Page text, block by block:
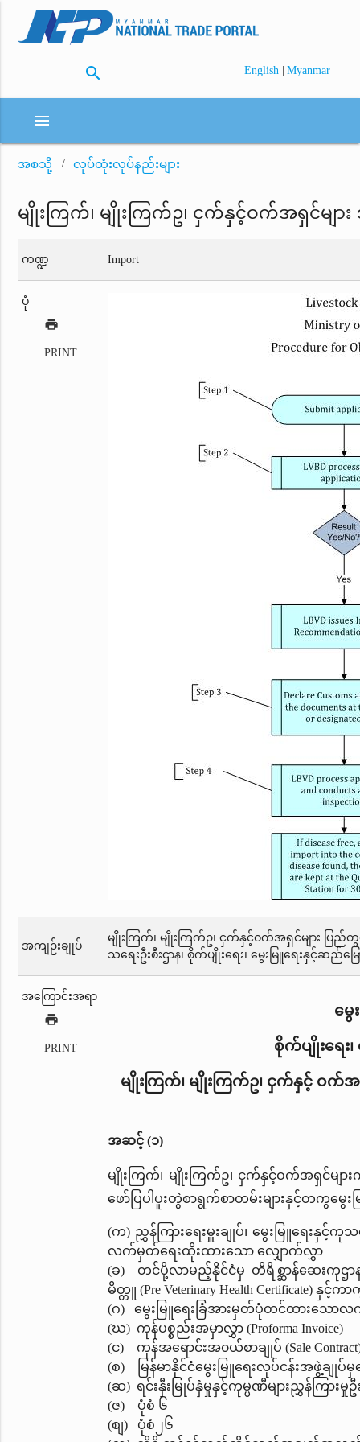
search English | Myanmar
menu
အစသို့ လုပ်ထုံးလုပ်နည်းများ
မျိုးကြက်၊ မျိုးကြက်ဥ၊ ငှက်နှင့်ဝက်အရှင်မ
ကဏ္ဍ Import
ပုံ
print
PRINT
အကျဉ်းချုပ်
မျိုးကြက်၊ မျိုးကြက်ဥ၊ ငှက်နှင့်ဝက်အရှင်များ ပြ
သရေးဦးစီးဌာန၊ စိုက်ပျိုးရေး၊ မွေးမြူရေးနှင့်ဆည်မ
အကြောင်းအရာ
print
PRINT
မွေ
စိုက်ပျိုးရေး
မျိုးကြက်၊ မျိုးကြက်ဥ၊ ငှက်နှင့် ဝက်အ
အဆင့် (၁)
မျိုးကြက်၊ မျိုးကြက်ဥ၊ ငှက်နှင့်ဝက်အရှင်
ဖော်ပြပါပူးတွဲစာရွက်စာတမ်းများနှင့်တကွမွ
(က) ညွှန်ကြားရေးမှူးချုပ်၊ မွေးမြူရေးနှင့်
လက်မှတ်ရေးထိုးထားသော လျှောက်လွှာ
(ခ) တင်ပို့လာမည့်နိုင်ငံမှ တိရိစ္ဆာန်ဆေးကုဌ
မိတ္တူ (Pre Veterinary Health Certificate)
(ဂ) မွေးမြူရေးခြံအားမှတ်ပုံတင်ထားသောလ
(ဃ) ကုန်ပစ္စည်းအမှာလွှာ (Proforma Invoice)
(င) ကုန်အရောင်းအ၀ယ်စာချုပ် (Sale
(စ) မြန်မာနိုင်ငံမွေးမြူရေးလုပ်ငန်းအဖွဲ့ချုပ်
(ဆ) ရင်းနှီးမြုပ်နှံမှုနှင့်ကုမ္ပဏီများညွှန်ကြ
(ဇ) ပုံစံ ၆
(စျ) ပုံစံ၂၆